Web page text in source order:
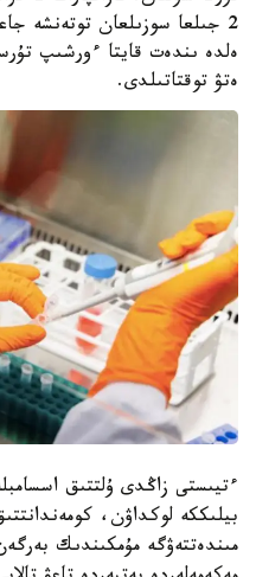
2 جىلعا سوزىلعان توتەنشە
ەلدە ىندەت قايتا ءورشىپ
ەتۋ توقتاتىلدى.
ءتيىستى زاڭدى ۇلتتىق
بيلىككە لوكداۋن،
مىندەتتەۋگە مۇمكىندىك